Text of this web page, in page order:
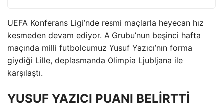
UEFA Konferans Ligi’nde resmi maçlarla heyecan hız
kesmeden devam ediyor. A Grubu’nun beşinci hafta
maçında milli futbolcumuz Yusuf Yazıcı’nın forma
giydiği Lille, deplasmanda Olimpia Ljubljana ile
karşılaştı.
YUSUF YAZICI PUANI BELİRTTİ